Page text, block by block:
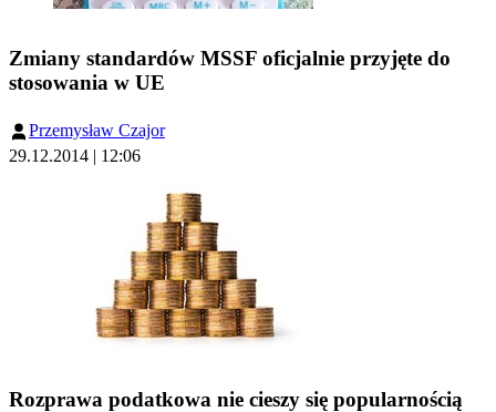
Zmiany standardów MSSF oficjalnie przyjęte do
stosowania w UE
Przemysław Czajor
29.12.2014 | 12:06
Rozprawa podatkowa nie cieszy się popularnością